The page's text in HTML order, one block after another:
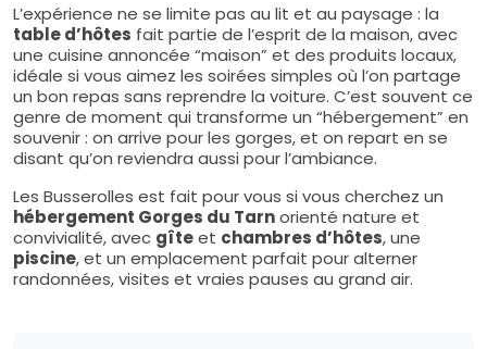
L’expérience ne se limite pas au lit et au paysage : la
table d’hôtes fait partie de l’esprit de la maison, avec
une cuisine annoncée “maison” et des produits locaux,
idéale si vous aimez les soirées simples où l’on partage
un bon repas sans reprendre la voiture. C’est souvent ce
genre de moment qui transforme un “hébergement” en
souvenir : on arrive pour les gorges, et on repart en se
disant qu’on reviendra aussi pour l’ambiance.
Les Busserolles est fait pour vous si vous cherchez un
hébergement Gorges du Tarnorienté nature et
convivialité, avec gîteet chambres d’hôtes, une
piscine, et un emplacement parfait pour alterner
randonnées, visites et vraies pauses au grand air.